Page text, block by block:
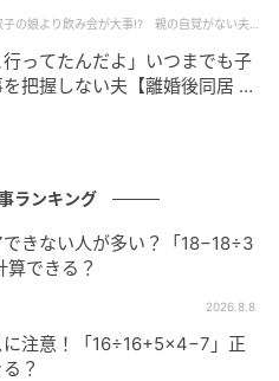
る
子の娘より飲み会が大事!? 親の自覚がない夫を
行ってたんだよ」いつまでも子
把握しない夫【離婚後同居 Vo
ランキング
きない人が多い？「18−18÷3
できる？
2026.8.8
に注意！「16÷16+5×4−7」正
？